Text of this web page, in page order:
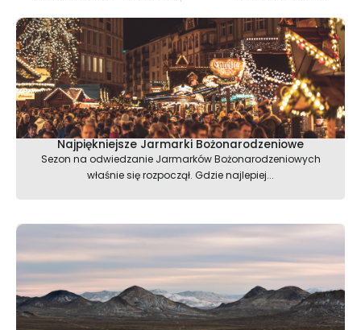
Najpiękniejsze Jarmarki Bożonarodzeniowe
Sezon na odwiedzanie Jarmarków Bożonarodzeniowych
właśnie się rozpoczął. Gdzie najlepiej...